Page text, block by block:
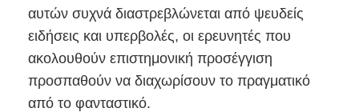
αυτών συχνά διαστρεβλώνεται από ψευδείς
ειδήσεις και υπερβολές, οι ερευνητές που
ακολουθούν επιστημονική προσέγγιση
προσπαθούν να διαχωρίσουν το πραγματικό
από το φανταστικό.